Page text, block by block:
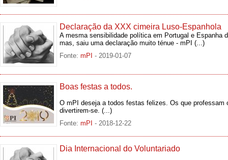
Declaração da XXX cimeira Luso-Espanhola
A mesma sensibilidade política em Portugal e Espanha
mas, saiu uma declaração muito ténue - mPI (...)
Fonte: mPI - 2019-01-07
Boas festas a todos.
O mPI deseja a todos festas felizes. Os que professam
divertirem-se. (...)
Fonte: mPI - 2018-12-22
Dia Internacional do Voluntariado